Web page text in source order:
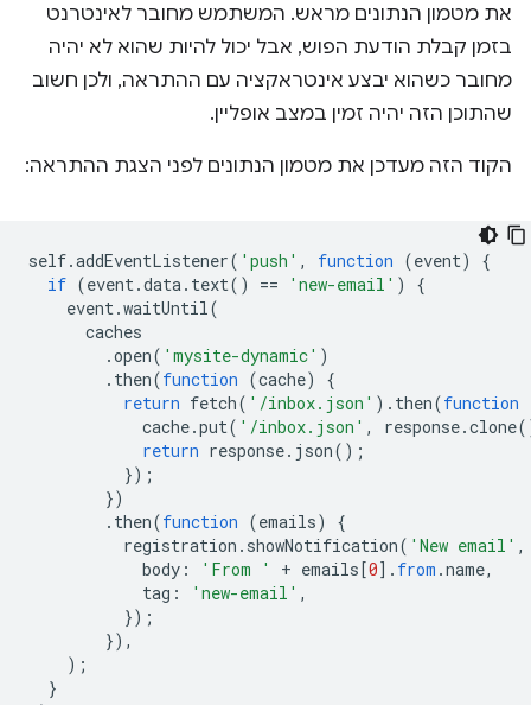
את מטמון הנתונים מראש. המשתמש מחובר לאינטרנט
בזמן קבלת הודעת הפוש, אבל יכול להיות שהוא לא יהיה
מחובר כשהוא יבצע אינטראקציה עם ההתראה, ולכן חשוב
שהתוכן הזה יהיה זמין במצב אופליין.
הקוד הזה מעדכן את מטמון הנתונים לפני הצגת ההתראה:
self.addEventListener( 'push' , function (event)
{
if (event.data. text() == 'new-email' )
{
event.waitUntil(
caches
.open( 'mysite-dynamic' )
. then(function (cache)
{
return fetch( '/inbox.json' ). then(function
cache.put( '/inbox.json' , response.clone
return response. json();
});
})
. then(function (emails)
{
registration . showNotification( 'New email' ,
body : 'From ' + emails[0]. from .name,
tag : 'new-email' ,
});
}),
);
}